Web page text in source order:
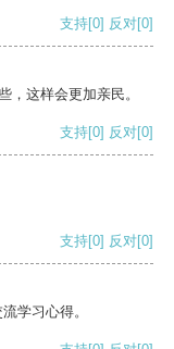
支持[0] 反对[0]
，这样会更加亲民。
支持[0] 反对[0]
支持[0] 反对[0]
学习心得。